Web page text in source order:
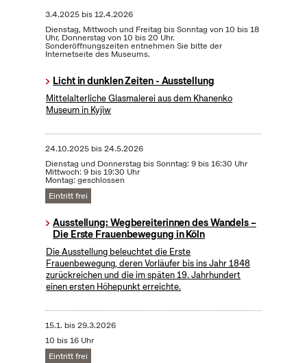
3.4.2025bis12.4.2026
Dienstag, Mittwoch und Freitag bis Sonntag von 10 bis 18
Uhr, Donnerstag von 10 bis 20 Uhr.
Sonderöffnungszeiten entnehmen Sie bitte der
Internetseite des Museums.
Licht in dunklen Zeiten - Ausstellung
Mittelalterliche Glasmalerei aus dem Khanenko
Museum in Kyjiw
24.10.2025bis24.5.2026
Dienstag und Donnerstag bis Sonntag: 9 bis 16:30 Uhr
Mittwoch: 9 bis 19:30 Uhr
Montag: geschlossen
Eintritt frei
Ausstellung: Wegbereiterinnen des Wandels –
Die Erste Frauenbewegung in Köln
Die Ausstellung beleuchtet die Erste
Frauenbewegung, deren Vorläufer bis ins Jahr 1848
zurückreichen und die im späten 19. Jahrhundert
einen ersten Höhepunkt erreichte.
15.1. bis29.3.2026
10 bis 16 Uhr
Eintritt frei